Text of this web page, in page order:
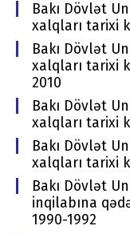
Bakı Dövlət
xalqları tarixi
Bakı Dövlət
xalqları tarixi
2010
Bakı Dövlət
xalqları tarixi
Bakı Dövlət
xalqları tarixi
Bakı Dövlət
inqilabına
1990-1992